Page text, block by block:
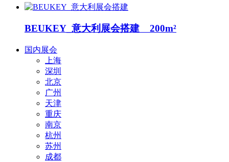
BEUKEY_意大利展会搭建 200m²
国内展会
上海
深圳
北京
广州
天津
重庆
南京
杭州
苏州
成都